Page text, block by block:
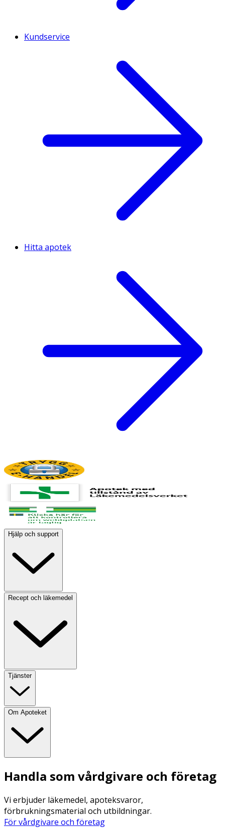
Kundservice
Hitta apotek
Hjälp och support
Recept och läkemedel
Tjänster
Om Apoteket
Handla som vårdgivare och företag
Vi erbjuder läkemedel, apoteksvaror,
förbrukningsmaterial och utbildningar.
För vårdgivare och företag